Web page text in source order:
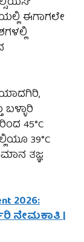
ಈಗಾಗಲೇ
45°C
39°C
ತಜ್ಞ
2026:
ನೇಮಕಾತಿ |